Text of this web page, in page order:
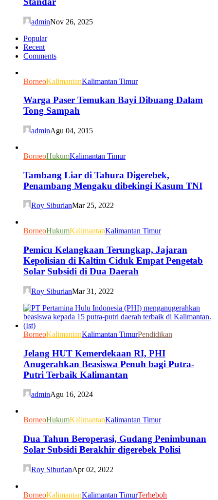
adminNov 26, 2025
Popular
Recent
Comments
BorneoKalimantanKalimantan Timur
Warga Paser Temukan Bayi Dibuang Dalam
Tong Sampah
adminAgu 04, 2015
BorneoHukumKalimantan Timur
Tambang Liar di Tahura Digerebek,
Penambang Mengaku dibekingi Kasum TNI
Roy SiburianMar 25, 2022
BorneoHukumKalimantanKalimantan Timur
Pemicu Kelangkaan Terungkap, Jajaran
Kepolisian di Kaltim Ciduk Empat Pengetab
Solar Subsidi di Dua Daerah
Roy SiburianMar 31, 2022
BorneoKalimantanKalimantan TimurPendidikan
Jelang HUT Kemerdekaan RI, PHI
Anugerahkan Beasiswa Penuh bagi Putra-
Putri Terbaik Kalimantan
adminAgu 16, 2024
BorneoHukumKalimantanKalimantan Timur
Dua Tahun Beroperasi, Gudang Penimbunan
Solar Subsidi Berakhir digerebek Polisi
Roy SiburianApr 02, 2022
BorneoKalimantanKalimantan TimurTerheboh